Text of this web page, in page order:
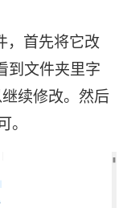
，首先将它改
到文件夹里字
续修改。然后